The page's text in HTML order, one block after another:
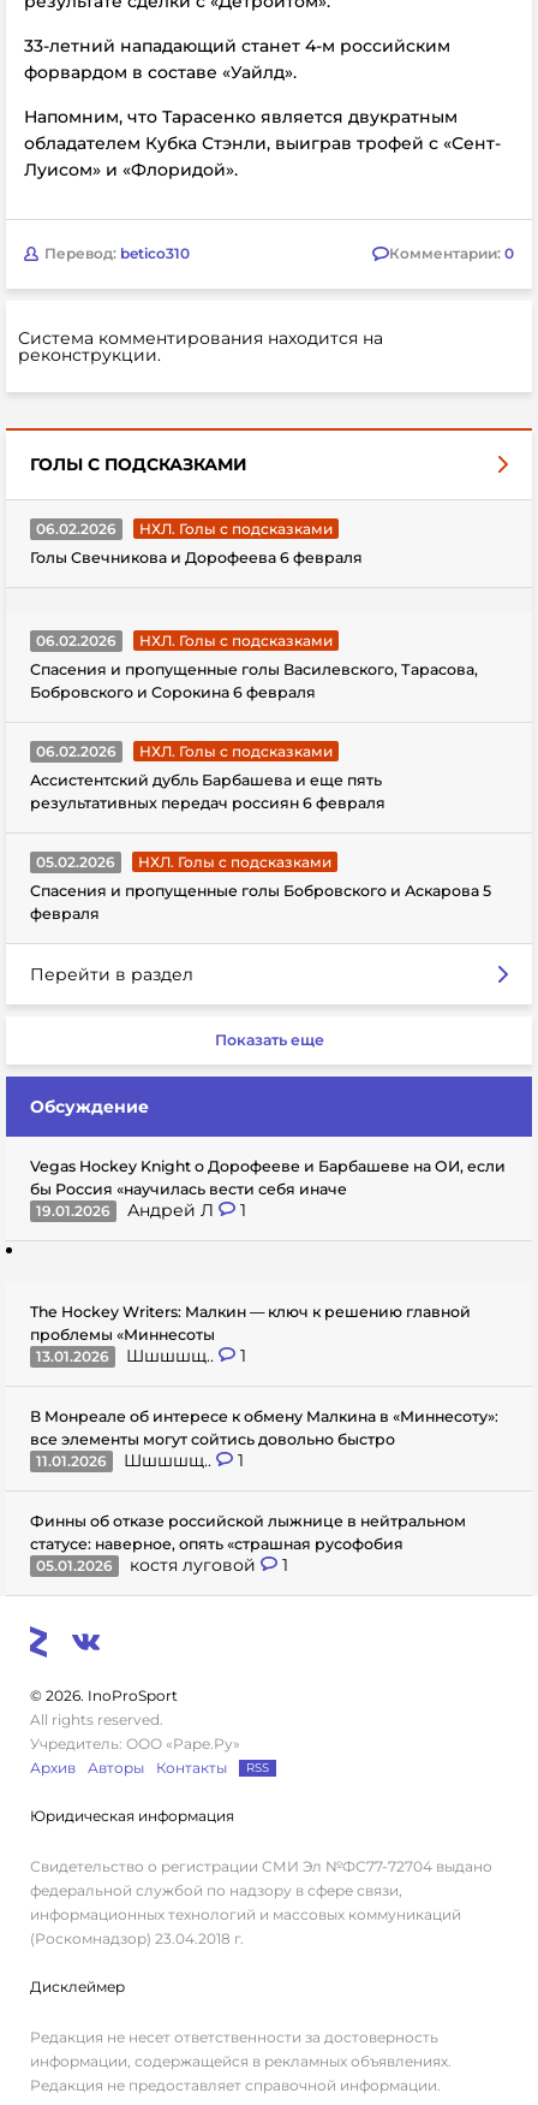
33-летний нападающий станет 4-м российским
форвардом в составе «Уайлд».
Напомним, что Тарасенко является двукратным
обладателем Кубка Стэнли, выиграв трофей с «Сент-
Луисом» и «Флоридой».
Перевод: betico310 Комментарии: 0
Система комментирования находится на
реконструкции.
ГОЛЫ С ПОДСКАЗКАМИ
06.02.2026
НХЛ. Голы с подсказками
Голы Свечникова и Дорофеева 6 февраля
06.02.2026
НХЛ. Голы с подсказками
Спасения и пропущенные голы Василевского, Тарасова,
Бобровского и Сорокина 6 февраля
06.02.2026
НХЛ. Голы с подсказками
Ассистентский дубль Барбашева и еще пять
результативных передач россиян 6 февраля
05.02.2026
НХЛ. Голы с подсказками
Спасения и пропущенные голы Бобровского и Аскарова 5
февраля
Перейти в раздел
Показать еще
Обсуждение
Vegas Hockey Knight о Дорофееве и Барбашеве на ОИ, если
бы Россия «научилась вести себя иначе
19.01.2026
Андрей Л 1
The Hockey Writers: Малкин — ключ к решению главной
проблемы «Миннесоты
13.01.2026
Шшшшщ.. 1
В Монреале об интересе к обмену Малкина в «Миннесоту»:
все элементы могут сойтись довольно быстро
11.01.2026
Шшшшщ.. 1
Финны об отказе российской лыжнице в нейтральном
статусе: наверное, опять «страшная русофобия
05.01.2026
костя луговой 1
© 2026. InoProSport
All rights reserved.
Учредитель: ООО «Раре.Ру»
Архив
Авторы Контакты RSS
Юридическая информация
Свидетельство о регистрации СМИ Эл №ФС77-72704 выдано
федеральной службой по надзору в сфере связи,
информационных технологий и массовых коммуникаций
(Роскомнадзор) 23.04.2018 г.
Дисклеймер
Редакция не несет ответственности за достоверность
информации, содержащейся в рекламных объявлениях.
Редакция не предоставляет справочной информации.